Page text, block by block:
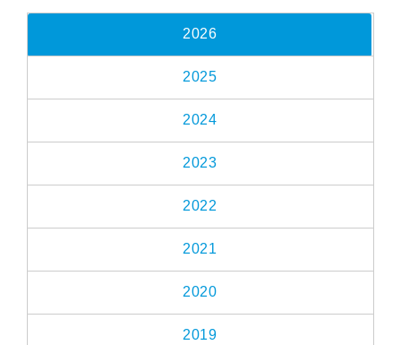
2026
2025
2024
2023
2022
2021
2020
2019